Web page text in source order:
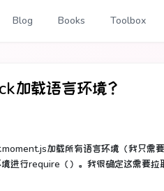
Blog Books Toolbox
载语言环境？
加载所有语言环境（我只需要
进行require（）。 我很确定这需要拉